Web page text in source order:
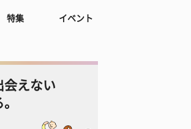
特集 イベント
会えない